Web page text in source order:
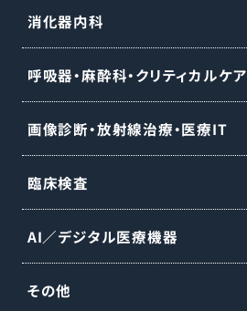
消化器内科
呼吸器・麻酔科・クリティカルケア
画像診断・放射線治療・医療IT
臨床検査
AI／デジタル医療機器
その他